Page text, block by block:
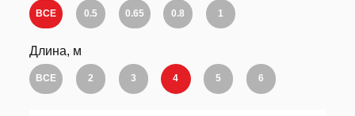
ВСЕ 0.5 0.65 0.8 1
Длина, м
ВСЕ 2 3 4 5 6